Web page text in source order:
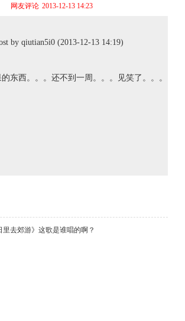
网友评论 2013-12-13 14:23
by qiutian5i0 (2013-12-13 14:19)
东西。。。还不到一周。。。见笑了。。。
里去郊游》这歌是谁唱的啊？